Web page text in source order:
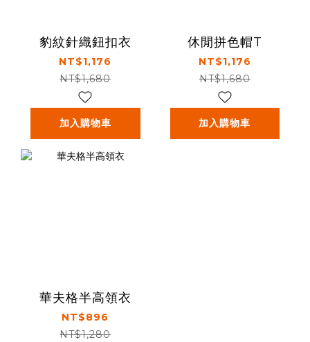
豹紋針織鈕扣衣
NT$1,176
NT$1,680
加入購物車
休閒拼色帽T
NT$1,176
NT$1,680
加入購物車
華夫格半高領衣
NT$896
NT$1,280